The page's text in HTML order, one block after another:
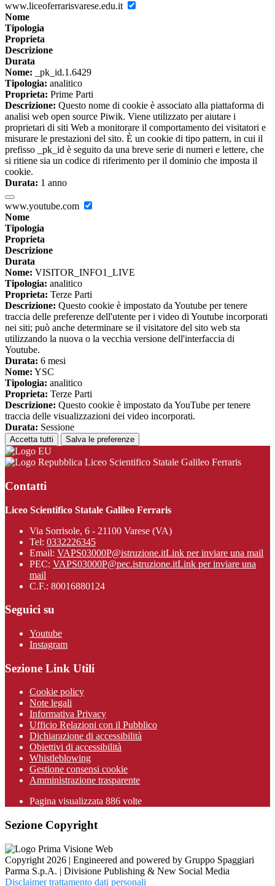
www.liceoferrarisvarese.edu.it
Nome
Tipologia
Proprieta
Descrizione
Durata
Nome: _pk_id.1.6429
Tipologia: analitico
Proprieta: Prime Parti
Descrizione: Questo nome di cookie è associato alla piattaforma di
analisi web open source Piwik. Viene utilizzato per aiutare i
proprietari di siti Web a monitorare il comportamento dei visitatori e
misurare le prestazioni del sito. È un cookie di tipo pattern, in cui il
prefisso _pk_id è seguito da una breve serie di numeri e lettere, che
si ritiene sia un codice di riferimento per il dominio che imposta il
cookie.
Durata: 1 anno
www.youtube.com
Nome
Tipologia
Proprieta
Descrizione
Durata
Nome: VISITOR_INFO1_LIVE
Tipologia: analitico
Proprieta: Terze Parti
Descrizione: Questo cookie è impostato da Youtube per tenere
traccia delle preferenze dell'utente per i video di Youtube incorporati
nei siti; può anche determinare se il visitatore del sito web sta
utilizzando la nuova o la vecchia versione dell'interfaccia di
Youtube.
Durata: 6 mesi
Nome: YSC
Tipologia: analitico
Proprieta: Terze Parti
Descrizione: Questo cookie è impostato da YouTube per tenere
traccia delle visualizzazioni dei video incorporati.
Durata: Sessione
Accetta tutti Salva le preferenze
Liceo Scientifico Statale Galileo Ferraris
Contatti
Liceo Scientifico Statale Galileo Ferraris
Via Sorrisole, 6 - 21100 Varese (VA)
Tel: 0332226345
Email: VAPS03000P@istruzione.itLink per inviare una mail
PEC: VAPS03000P@pec.istruzione.itLink per inviare una
mail
C.F.: 80016880124
Seguici su
Youtube
Instagram
Sezione Link Utili
Cookie policy
Note legali
Informativa Privacy
Ufficio Relazioni con il Pubblico
Dichiarazione di accessibilità
Obiettivi di accessibilità
Whistleblowing
Gestione consensi cookie
Amministrazione trasparente
Pagina visualizzata 886 volte
Sezione Copyright
Copyright 2026 | Engineered and powered by Gruppo Spaggiari
Parma S.p.A. | Divisione Publishing & New Social Media
Disclaimer trattamento dati personali